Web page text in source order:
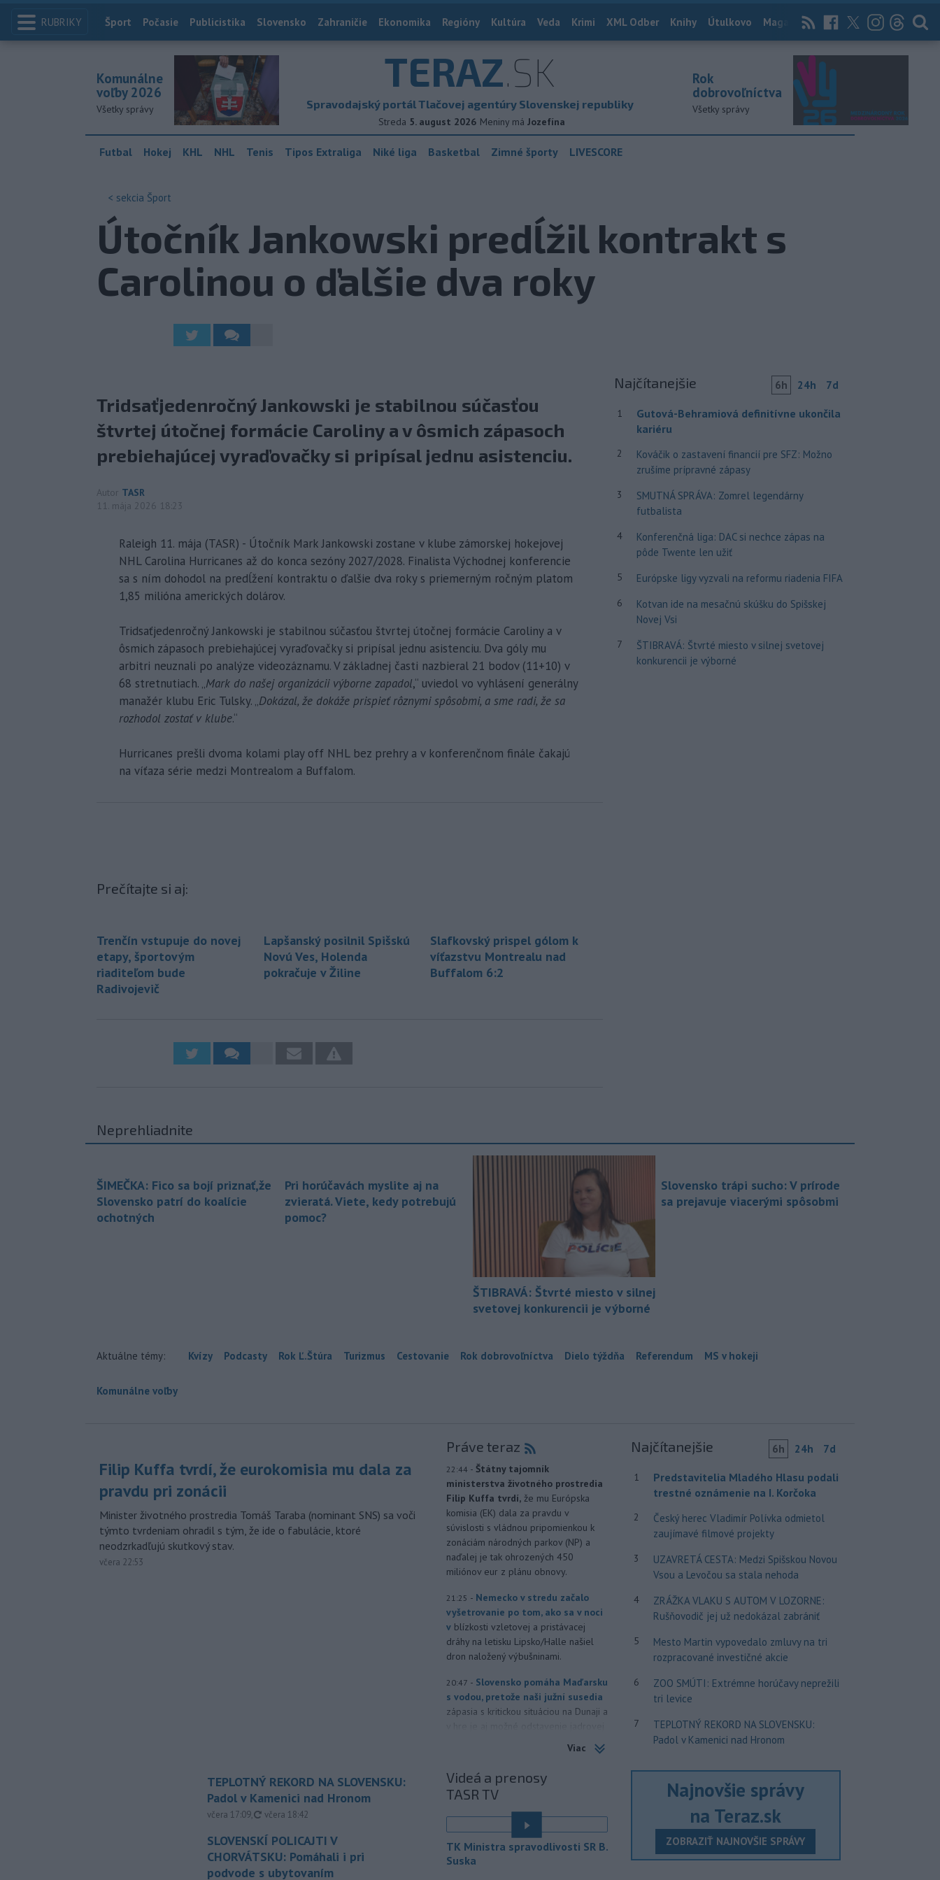
RUBRIKY Index
Šport Počasie Publicistika Slovensko Zahraničie Ekonomika Regióny Kultúra Veda Krimi XML Odber Knihy Útulkovo Magazín News Now Archív
TERAZ.SK
Spravodajský portál Tlačovej agentúry Slovenskej republiky
Streda 5. august 2026 Meniny má Jozefína
Komunálne
voľby 2026
Všetky správy
Rok
dobrovoľníctva
Všetky správy
Futbal Hokej KHL NHL Tenis Tipos Extraliga Niké liga Basketbal Zimné športy LIVESCORE
< sekcia Šport
Útočník Jankowski predĺžil kontrakt s
Carolinou o ďalšie dva roky
Tridsaťjedenročný Jankowski je stabilnou súčasťou
štvrtej útočnej formácie Caroliny a v ôsmich zápasoch
prebiehajúcej vyraďovačky si pripísal jednu asistenciu.
Autor TASR
11. mája 2026 18:23
Raleigh 11. mája (TASR) - Útočník Mark Jankowski zostane v klube zámorskej hokejovej
NHL Carolina Hurricanes až do konca sezóny 2027/2028. Finalista Východnej konferencie
sa s ním dohodol na predĺžení kontraktu o ďalšie dva roky s priemerným ročným platom
1,85 milióna amerických dolárov.
Tridsaťjedenročný Jankowski je stabilnou súčasťou štvrtej útočnej formácie Caroliny a v
ôsmich zápasoch prebiehajúcej vyraďovačky si pripísal jednu asistenciu. Dva góly mu
arbitri neuznali po analýze videozáznamu. V základnej časti nazbieral 21 bodov (11+10) v
68 stretnutiach. „Mark do našej organizácii výborne zapadol,“ uviedol vo vyhlásení generálny
manažér klubu Eric Tulsky. „Dokázal, že dokáže prispieť rôznymi spôsobmi, a sme radi, že sa
rozhodol zostať v klube.“
Hurricanes prešli dvoma kolami play off NHL bez prehry a v konferenčnom finále čakajú
na víťaza série medzi Montrealom a Buffalom.
Prečítajte si aj:
Trenčín vstupuje do novej
etapy, športovým
riaditeľom bude
Radivojevič
Lapšanský posilnil Spišskú
Novú Ves, Holenda
pokračuje v Žiline
Slafkovský prispel gólom k
víťazstvu Montrealu nad
Buffalom 6:2
Najčítanejšie 6h 24h 7d
1
Gutová-Behramiová definitívne ukončila
kariéru
2
Kováčik o zastavení financií pre SFZ: Možno
zrušíme prípravné zápasy
3
SMUTNÁ SPRÁVA: Zomrel legendárny
futbalista
4
Konferenčná liga: DAC si nechce zápas na
pôde Twente len užiť
5 Európske ligy vyzvali na reformu riadenia FIFA
6
Kotvan ide na mesačnú skúšku do Spišskej
Novej Vsi
7
ŠTIBRAVÁ: Štvrté miesto v silnej svetovej
konkurencii je výborné
Neprehliadnite
ŠIMEČKA: Fico sa bojí priznať,že
Slovensko patrí do koalície
ochotných
Pri horúčavách myslite aj na
zvieratá. Viete, kedy potrebujú
pomoc?
ŠTIBRAVÁ: Štvrté miesto v silnej
svetovej konkurencii je výborné
Slovensko trápi sucho: V prírode
sa prejavuje viacerými spôsobmi
Aktuálne témy: Kvízy Podcasty Rok Ľ.Štúra Turizmus Cestovanie Rok dobrovoľníctva Dielo týždňa Referendum MS v hokeji
Komunálne voľby
Filip Kuffa tvrdí, že eurokomisia mu dala za
pravdu pri zonácii
Minister životného prostredia Tomáš Taraba (nominant SNS) sa voči
týmto tvrdeniam ohradil s tým, že ide o fabulácie, ktoré
neodzrkadľujú skutkový stav.
včera 22:53
TEPLOTNÝ REKORD NA SLOVENSKU:
Padol v Kamenici nad Hronom
včera 17:09, aktualizované
včera 18:42
SLOVENSKÍ POLICAJTI V
CHORVÁTSKU: Pomáhali i pri
podvode s ubytovaním
Práve teraz
22:44 - Štátny tajomník
ministerstva životného prostredia
Filip Kuffa tvrdí, že mu Európska
komisia (EK) dala za pravdu v
súvislosti s vládnou pripomienkou k
zonáciám národných parkov (NP) a
naďalej je tak ohrozených 450
miliónov eur z plánu obnovy.
21:25 - Nemecko v stredu začalo
vyšetrovanie po tom, ako sa v noci
v blízkosti vzletovej a pristávacej
dráhy na letisku Lipsko/Halle našiel
dron naložený výbušninami.
20:47 - Slovensko pomáha Maďarsku
s vodou, pretože naši južní susedia
zápasia s kritickou situáciou na Dunaji a
objavila ďalší podzemný tunel,
ktorý mal
slúžiť na nelegálne
prevádzanie migrantov z Bieloruska
na územie tohto členského štátu
Európskej únie.
20:08 - Ruská dezinformačná
Viac
Videá a prenosy
TASR TV
TK Ministra spravodlivosti SR B.
Suska
Najčítanejšie 6h 24h 7d
1
Predstavitelia Mladého Hlasu podali
trestné oznámenie na I. Korčoka
2
Český herec Vladimír Polívka odmietol
zaujímavé filmové projekty
3
UZAVRETÁ CESTA: Medzi Spišskou Novou
Vsou a Levočou sa stala nehoda
4
ZRÁŽKA VLAKU S AUTOM V LOZORNE:
Rušňovodič jej už nedokázal zabrániť
5
Mesto Martin vypovedalo zmluvy na tri
rozpracované investičné akcie
6
ZOO SMÚTI: Extrémne horúčavy neprežili
tri levice
7
TEPLOTNÝ REKORD NA SLOVENSKU:
Padol v Kamenici nad Hronom
Najnovšie správy
na Teraz.sk
ZOBRAZIŤ NAJNOVŠIE SPRÁVY